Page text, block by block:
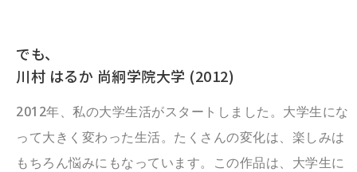
でも、
川村 はるか 尚絅学院大学 (2012)
2012年、私の大学生活がスタートしました。大学生にな
って大きく変わった生活。たくさんの変化は、楽しみは
もちろん悩みにもなっています。この作品は、大学生に